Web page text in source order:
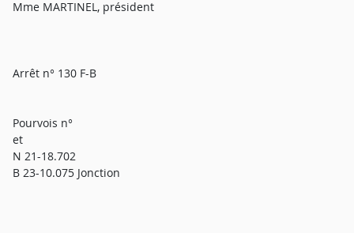
Mme MARTINEL, président
Arrêt n° 130 F-B
Pourvois n°
et
N 21-18.702
B 23-10.075 Jonction